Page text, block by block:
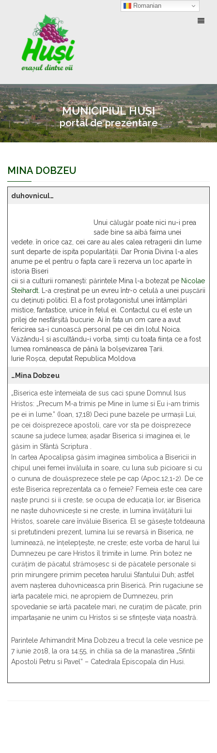
MUNICIPIUL HUȘI
portal de prezentare
MINA DOBZEU
duhovnicul…
Unui călugăr poate nici nu-i prea
sade bine sa aibă faima unei
vedete. în orice caz, cei care au ales calea retragerii din lume
sunt departe de ispita popularității. Dar Pronia Divina l-a ales
anume pe el pentru o fapta care îi rezerva un loc aparte în
istoria Biseri
cii si a culturii romanești: părintele Mina l-a botezat pe Nicolae
Steihardt. L-a creștinat pe un evreu într-o celulă a unei pușcării
cu deținuți politici. El a fost protagonistul unei întâmplări
mistice, fantastice, unice în felul ei. Contactul cu el este un
prilej de nesfârșită bucurie. Ai în fata un om care a avut
fericirea sa-i cunoască personal pe cei din lotul Noica.
Văzându-l si ascultându-i vorba, simți cu toata ființa ce a fost
lumea româneasca de până la bolșevizarea Țarii.
Iurie Roșca, deputat Republica Moldova
…Mina Dobzeu
„Biserica este întemeiata de sus caci spune Domnul Isus
Hristos: „Precum M-a trimis pe Mine in lume si Eu i-am trimis
pe ei in lume.” (Ioan, 17,18) Deci pune bazele pe urmașii Lui,
pe cei doisprezece apostoli, care vor sta pe doisprezece
scaune sa judece lumea; așadar Biserica si imaginea ei, le
găsim in Sfântă Scriptura .
In cartea Apocalipsa găsim imaginea simbolica a Bisericii in
chipul unei femei învăluita in soare, cu luna sub picioare si cu
o cununa de douăsprezece stele pe cap (Apoc.12,1-2). De ce
este Biserica reprezentata ca o femeie? Femeia este cea care
naște prunci si ii creste, se ocupa de educația lor, iar Biserica
ne naște duhovnicește si ne creste, in lumina învățăturii lui
Hristos, soarele care învăluie Biserica. El se găsește totdeauna
si pretutindeni prezent, lumina lui se revarsă in Biserica, ne
luminează, ne înțelepțește, ne creste; este vorba de harul lui
Dumnezeu pe care Hristos îl trimite in lume. Prin botez ne
curățim de păcatul strămoșesc si de păcatele personale si
prin mirungere primim pecetea harului Sfantului Duh; astfel
avem nașterea duhovniceasca prin Biserică. Prin rugaciune se
iarta pacatele mici, ne apropiem de Dumnezeu, prin
spovedanie se iartă pacatele mari, ne curațim de păcate, prin
impartașanie ne unim cu Hristos si se sfințește viața noastră.
Parintele Arhimandrit Mina Dobzeu a trecut la cele vesnice pe
7 iunie 2018, la ora 14:55, in chilia sa de la manastirea „Sfintii
Apostoli Petru si Pavel” – Catedrala Episcopala din Husi.
Romanian